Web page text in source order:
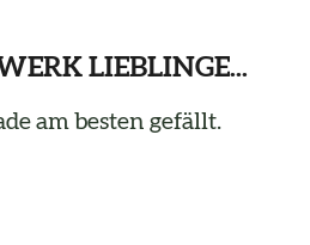
LIEBLINGE...
am besten gefällt.